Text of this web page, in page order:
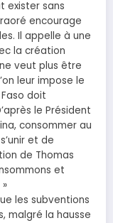
exister sans
encourage
Il appelle à une
la création
veut plus être
leur impose le
doit
le Président
consommer au
et de
de Thomas
et
les subventions
malgré la hausse